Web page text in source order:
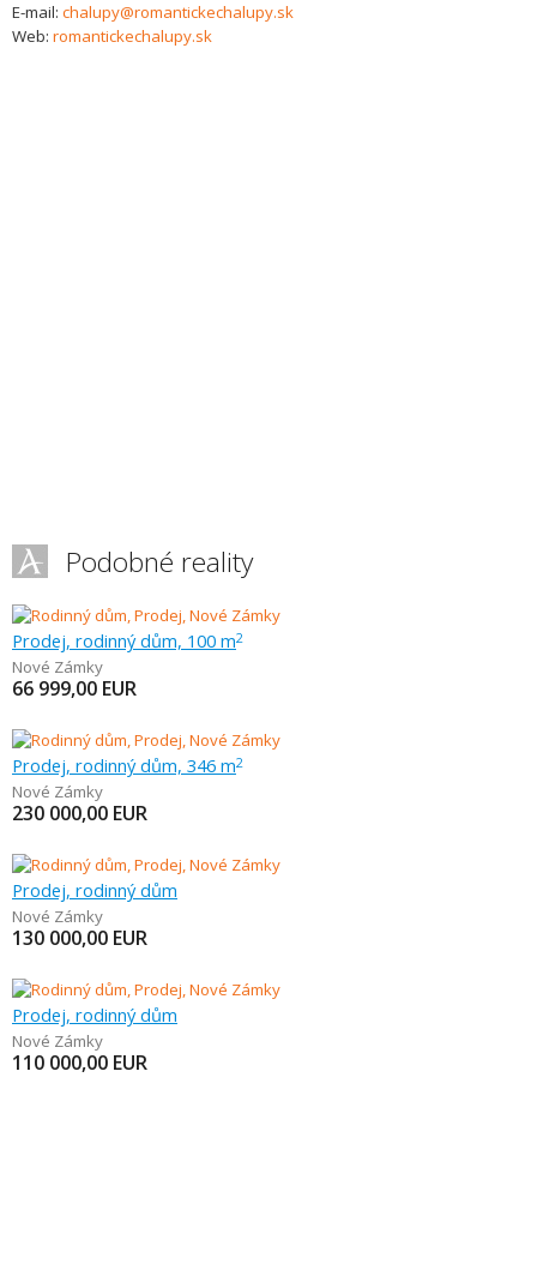
E-mail: chalupy@romantickechalupy.sk
Web: romantickechalupy.sk
Podobné reality
Prodej, rodinný dům, 100 m2
Nové Zámky
66 999,00 EUR
Prodej, rodinný dům, 346 m2
Nové Zámky
230 000,00 EUR
Prodej, rodinný dům
Nové Zámky
130 000,00 EUR
Prodej, rodinný dům
Nové Zámky
110 000,00 EUR